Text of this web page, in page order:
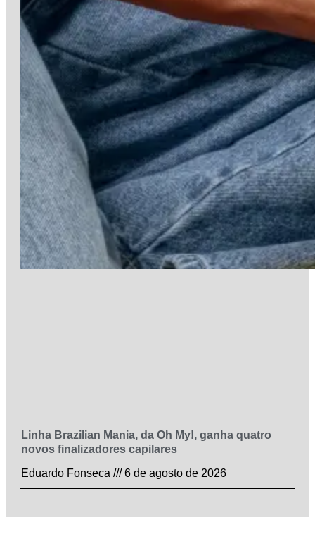
Linha Brazilian Mania, da Oh My!, ganha quatro
novos finalizadores capilares
Eduardo Fonseca
6 de agosto de 2026